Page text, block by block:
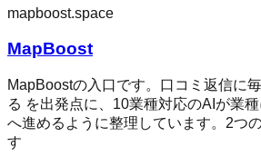
mapboost.space
MapBoost
MapBoostの入口です。口コミ返信に
る を出発点に、10業種対応のAIが業
へ進めるように整理しています。2つ
す